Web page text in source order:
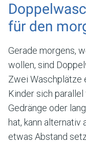
für den
Gerade morgens,
wollen, sind
Zwei Waschplätze
Kinder sich
Gedränge oder
hat, kann
etwas Abstand